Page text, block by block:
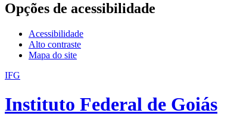
Opções de acessibilidade
Acessibilidade
Alto contraste
Mapa do site
IFG
Instituto Federal de Goiás